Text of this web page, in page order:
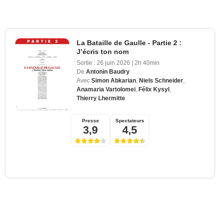
La Bataille de Gaulle - Partie 2 :
J’écris ton nom
Sortie : 26 juin 2026 | 2h 40min
De Antonin Baudry
Avec Simon Abkarian Niels Schneider
Anamaria Vartolomei Félix Kysyl
Thierry Lhermitte
Presse
3,9
Spectateurs
4,5